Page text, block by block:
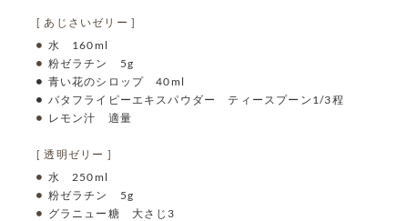
[ あじさいゼリー ]
水 160ml
粉ゼラチン 5g
青い花のシロップ 40ml
バタフライピーエキスパウダー ティースプーン1/3程
レモン汁 適量
[ 透明ゼリー ]
水 250ml
粉ゼラチン 5g
グラニュー糖 大さじ3